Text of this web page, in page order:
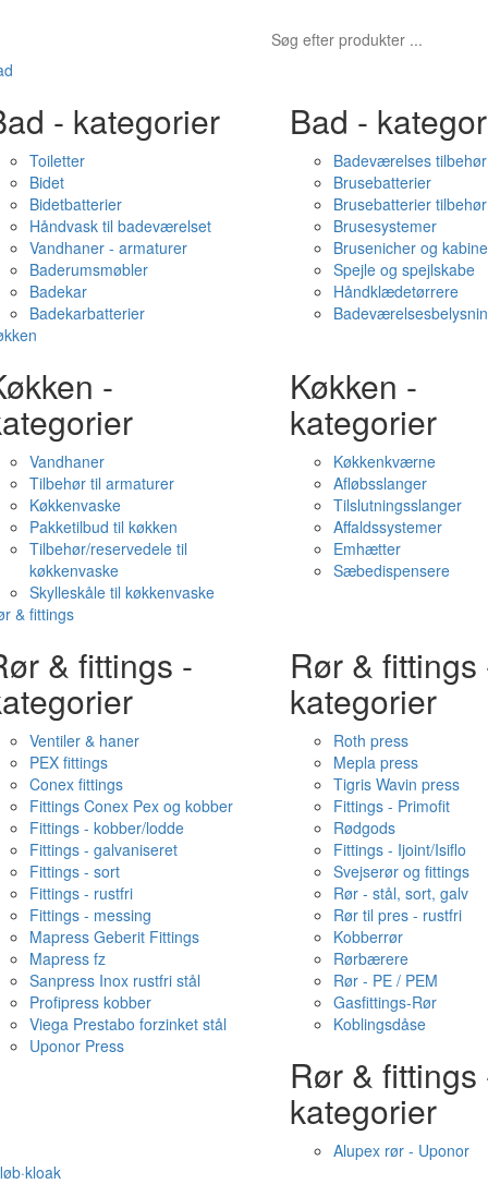
- kategorier
Toiletter
Bidet
Bidetbatterier
Håndvask til badeværelset
Vandhaner - armaturer
Baderumsmøbler
Badekar
Badekarbatterier
Bad -
Badeværelses tilbehør
Brusebatterier
Brusebatterier tilbehør
Brusesystemer
Brusenicher og
Spejle og spejlskabe
Håndklædetørrere
-
Vandhaner
Tilbehør til armaturer
Køkkenvaske
Pakketilbud til køkken
Tilbehør/reservedele til
køkkenvaske
Skylleskåle til køkkenvaske
Køkken -
kategorier
Køkkenkværne
Afløbsslanger
Tilslutningsslanger
Affaldssystemer
Emhætter
Sæbedispensere
& fittings
& fittings -
Ventiler & haner
PEX fittings
Conex fittings
Fittings Conex Pex og kobber
Fittings - kobber/lodde
Fittings - galvaniseret
Fittings - sort
Fittings - rustfri
Fittings - messing
Mapress Geberit Fittings
Mapress fz
Sanpress Inox rustfri stål
Profipress kobber
Viega Prestabo forzinket stål
Uponor Press
Rør & fittings
kategorier
Roth press
Mepla press
Tigris Wavin press
Fittings - Primofit
Rødgods
Fittings - Ijoint/Isiflo
Svejserør og fittings
Rør - stål, sort, galv
Rør til pres - rustfri
Kobberrør
Rørbærere
Rør - PE / PEM
Gasfittings-Rør
Koblingsdåse
Rør & fittings
kategorier
Alupex rør - Uponor